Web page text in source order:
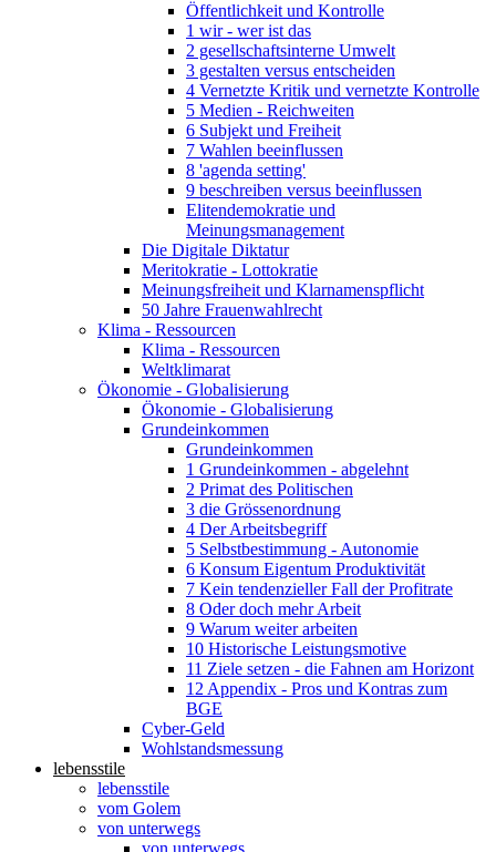
Öffentlichkeit und Kontrolle
1 wir - wer ist das
2 gesellschaftsinterne Umwelt
3 gestalten versus entscheiden
4 Vernetzte Kritik und vernetzte Kontrolle
5 Medien - Reichweiten
6 Subjekt und Freiheit
7 Wahlen beeinflussen
8 'agenda setting'
9 beschreiben versus beeinflussen
Elitendemokratie und
Meinungsmanagement
Die Digitale Diktatur
Meritokratie - Lottokratie
Meinungsfreiheit und Klarnamenspflicht
50 Jahre Frauenwahlrecht
Klima - Ressourcen
Klima - Ressourcen
Weltklimarat
Ökonomie - Globalisierung
Ökonomie - Globalisierung
Grundeinkommen
Grundeinkommen
1 Grundeinkommen - abgelehnt
2 Primat des Politischen
3 die Grössenordnung
4 Der Arbeitsbegriff
5 Selbstbestimmung - Autonomie
6 Konsum Eigentum Produktivität
7 Kein tendenzieller Fall der Profitrate
8 Oder doch mehr Arbeit
9 Warum weiter arbeiten
10 Historische Leistungsmotive
11 Ziele setzen - die Fahnen am Horizont
12 Appendix - Pros und Kontras zum
BGE
Cyber-Geld
Wohlstandsmessung
lebensstile
lebensstile
vom Golem
von unterwegs
von unterwegs